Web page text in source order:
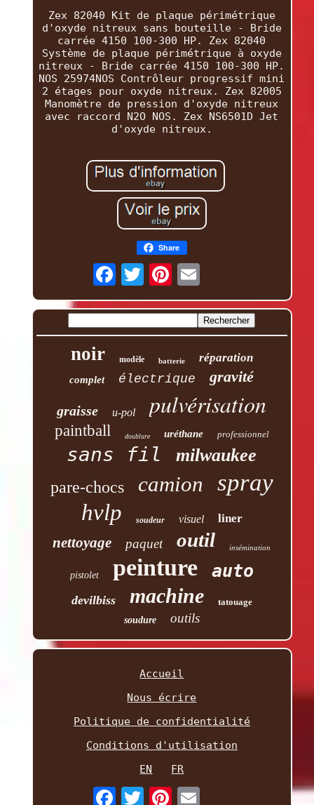
Zex 82040 Kit de plaque périmétrique
d'oxyde nitreux sans bouteille - Bride
carrée 4150 100-300 HP. Zex 82040
Système de plaque périmétrique à oxyde
nitreux - Bride carrée 4150 100-300 HP.
NOS 25974NOS Contrôleur progressif mini
2 étages pour oxyde nitreux. Zex 82005
Manomètre de pression d'oxyde nitreux
avec raccord N2O NOS. Zex NS6501D Jet
d'oxyde nitreux.
Share
noir modèle batterie réparation
complet électrique gravité
graisse u-pol pulvérisation
paintball doublure uréthane professionnel
sans fil milwaukee
pare-chocs camion spray
hvlp soudeur visuel liner
nettoyage paquet outil insémination
pistolet peinture auto
devilbiss machine
tatouage
soudure
outils
Accueil
Nous écrire
Politique de confidentialité
Conditions d'utilisation
EN
FR